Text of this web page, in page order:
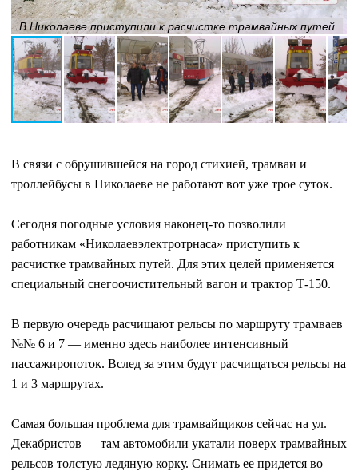
В Николаеве приступили к расчистке трамвайных путей
В связи с обрушившейся на город стихией, трамваи и
троллейбусы в Николаеве не работают вот уже трое суток.
Сегодня погодные условия наконец-то позволили
работникам «Николаевэлектротрнаса» приступить к
расчистке трамвайных путей. Для этих целей применяется
специальный снегоочистительный вагон и трактор Т-150.
В первую очередь расчищают рельсы по маршруту трамваев
№№ 6 и 7 — именно здесь наиболее интенсивный
пассажиропоток. Вслед за этим будут расчищаться рельсы на
1 и 3 маршрутах.
Самая большая проблема для трамвайщиков сейчас на ул.
Декабристов — там автомобили укатали поверх трамвайных
рельсов толстую ледяную корку. Снимать ее придется во